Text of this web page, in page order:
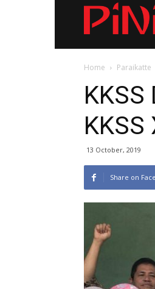
Home Paraikatte
KKSS
13 October, 2019
Share on